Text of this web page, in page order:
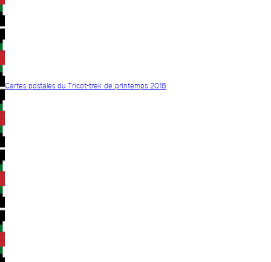
Cartes postales du Tricot-trek de printemps 2018